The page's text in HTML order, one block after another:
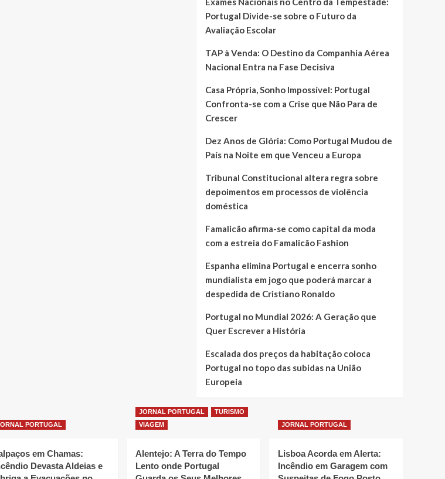
Portugal Divide-se sobre o Futuro da
Avaliação Escolar
TAP à Venda: O Destino da Companhia Aérea
Nacional Entra na Fase Decisiva
Casa Própria, Sonho Impossível: Portugal
Confronta-se com a Crise que Não Para de
Crescer
Dez Anos de Glória: Como Portugal Mudou de
País na Noite em que Venceu a Europa
Tribunal Constitucional altera regra sobre
depoimentos em processos de violência
doméstica
Famalicão afirma-se como capital da moda
com a estreia do Famalicão Fashion
Espanha elimina Portugal e encerra sonho
mundialista em jogo que poderá marcar a
despedida de Cristiano Ronaldo
Portugal no Mundial 2026: A Geração que
Quer Escrever a História
Escalada dos preços da habitação coloca
Portugal no topo das subidas na União
Europeia
PORTUGAL
em Chamas:
Devasta Aldeias e
JORNAL PORTUGAL
TURISMO
VIAGEM
Alentejo: A Terra do Tempo
Lento onde Portugal
JORNAL PORTUGAL
Lisboa Acorda em Alerta:
Incêndio em Garagem com